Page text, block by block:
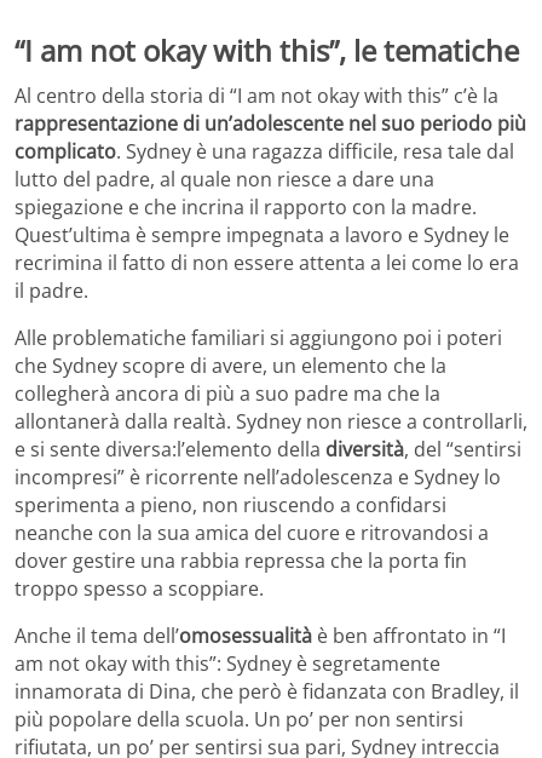
“I am not okay with this”, le tematiche
Al centro della storia di “I am not okay with this” c’è la
rappresentazione di un’adolescente nel suo periodo più
complicato. Sydney è una ragazza difficile, resa tale dal
lutto del padre, al quale non riesce a dare una
spiegazione e che incrina il rapporto con la madre.
Quest’ultima è sempre impegnata a lavoro e Sydney le
recrimina il fatto di non essere attenta a lei come lo era
il padre.
Alle problematiche familiari si aggiungono poi i poteri
che Sydney scopre di avere, un elemento che la
collegherà ancora di più a suo padre ma che la
allontanerà dalla realtà. Sydney non riesce a controllarli,
e si sente diversa:l’elemento della diversità, del “sentirsi
incompresi” è ricorrente nell’adolescenza e Sydney lo
sperimenta a pieno, non riuscendo a confidarsi
neanche con la sua amica del cuore e ritrovandosi a
dover gestire una rabbia repressa che la porta fin
troppo spesso a scoppiare.
Anche il tema dell’omosessualità è ben affrontato in “I
am not okay with this”: Sydney è segretamente
innamorata di Dina, che però è fidanzata con Bradley, il
più popolare della scuola. Un po’ per non sentirsi
rifiutata, un po’ per sentirsi sua pari, Sydney intreccia